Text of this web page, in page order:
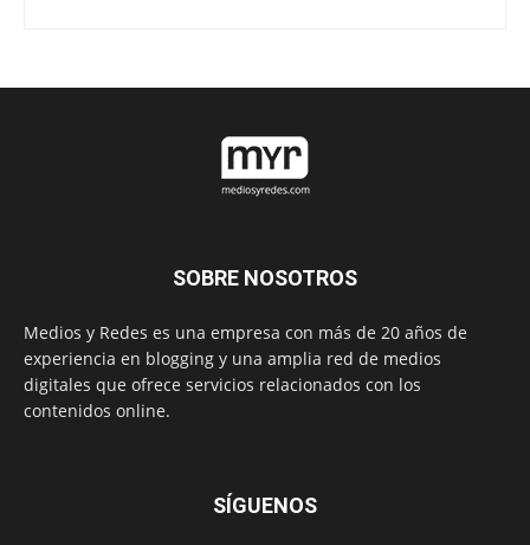
SOBRE NOSOTROS
Medios y Redes es una empresa con más de 20 años de
experiencia en blogging y una amplia red de medios
digitales que ofrece servicios relacionados con los
contenidos online.
SÍGUENOS